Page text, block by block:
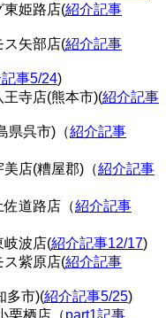
東姫路店(紹介記事
ス矢部店(紹介記事
事5/24)
王寺店(熊本市)(紹介記事
県呉市)（紹介記事
美店(糟屋郡)（紹介記事
佐道路店（紹介記事
岐波店(紹介記事12/17)
ス紫原店(紹介記事
多市)(紹介記事5/25)